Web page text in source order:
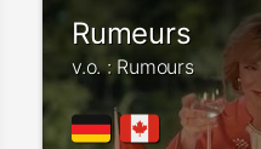
Rumeurs
v.o. : Rumours